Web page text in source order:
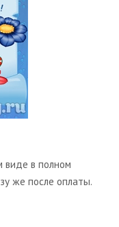
виде в полном
же после оплаты.